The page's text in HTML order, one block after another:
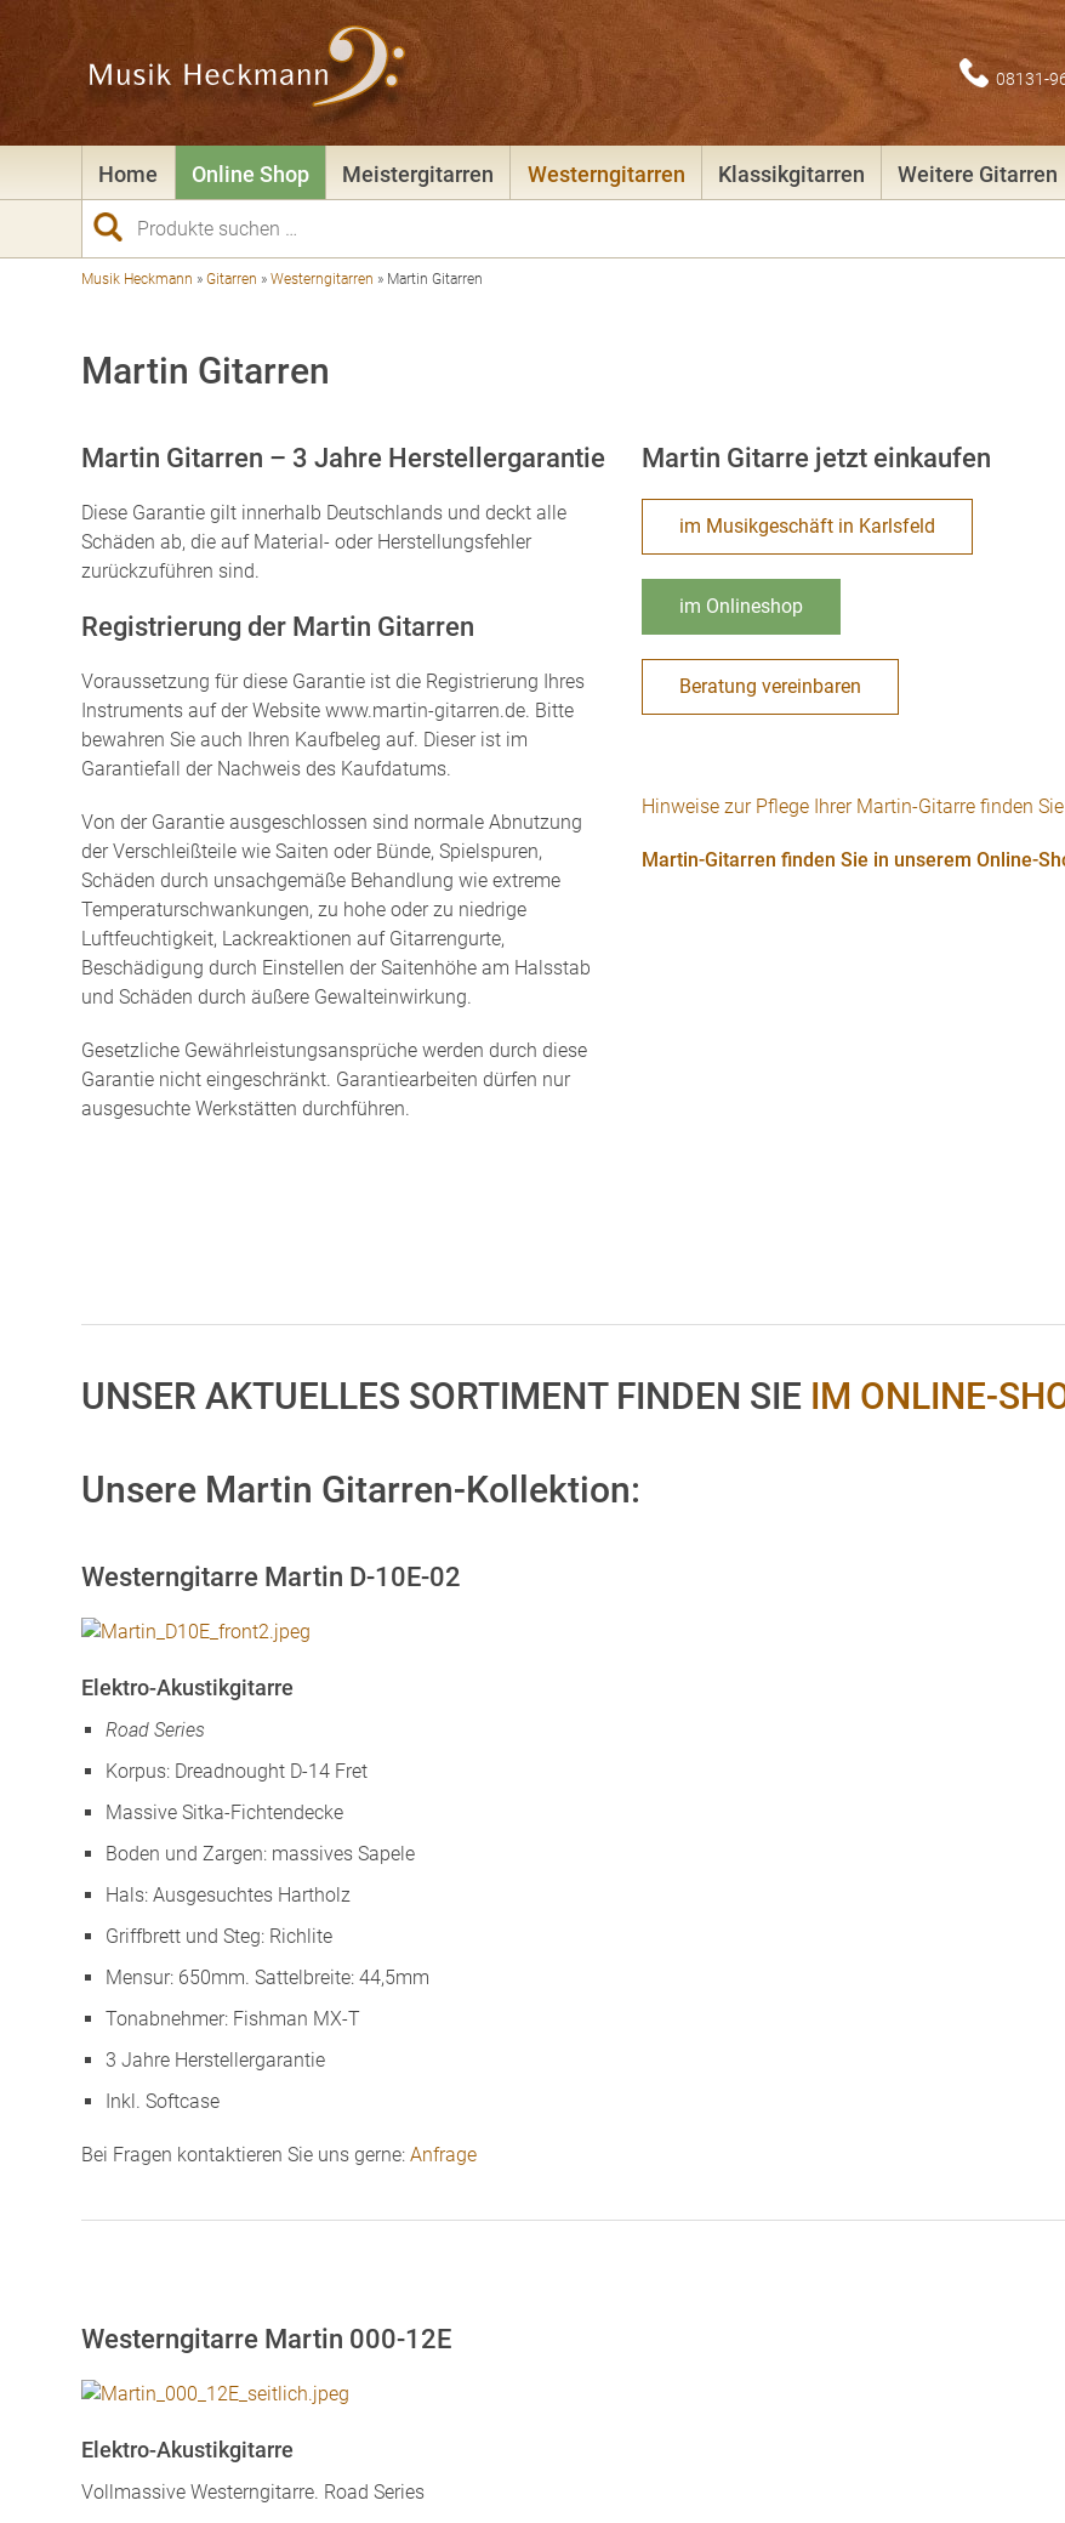
08131-
Home Online Shop Meistergitarren Westerngitarren Klassikgitarren Weitere Gitarren
Suchen
nach:
Musik Heckmann »Gitarren »Westerngitarren » Martin Gitarren
Martin Gitarren
Martin Gitarren – 3 Jahre Herstellergarantie
Diese Garantie gilt innerhalb Deutschlands und deckt alle
Schäden ab, die auf Material- oder Herstellungsfehler
zurückzuführen sind.
Registrierung der Martin Gitarren
Voraussetzung für diese Garantie ist die Registrierung Ihres
Instruments auf der Website www.martin-gitarren.de. Bitte
bewahren Sie auch Ihren Kaufbeleg auf. Dieser ist im
Garantiefall der Nachweis des Kaufdatums.
Von der Garantie ausgeschlossen sind normale Abnutzung
der Verschleißteile wie Saiten oder Bünde, Spielspuren,
Schäden durch unsachgemäße Behandlung wie extreme
Temperaturschwankungen, zu hohe oder zu niedrige
Luftfeuchtigkeit, Lackreaktionen auf Gitarrengurte,
Beschädigung durch Einstellen der Saitenhöhe am Halsstab
und Schäden durch äußere Gewalteinwirkung.
Gesetzliche Gewährleistungsansprüche werden durch diese
Garantie nicht eingeschränkt. Garantiearbeiten dürfen nur
ausgesuchte Werkstätten durchführen.
Martin Gitarre jetzt einkaufen
im Musikgeschäft in Karlsfeld
im Onlineshop
Beratung vereinbaren
Hinweise zur Pflege Ihrer Martin-Gitarre finden
Martin-Gitarren finden Sie in unserem Online-
UNSER AKTUELLES SORTIMENT FINDEN SIE IM ONLINE-
Unsere Martin Gitarren-Kollektion:
Westerngitarre Martin D-10E-02
Elektro-Akustikgitarre
Road Series
Korpus: Dreadnought D-14 Fret
Massive Sitka-Fichtendecke
Boden und Zargen: massives Sapele
Hals: Ausgesuchtes Hartholz
Griffbrett und Steg: Richlite
Mensur: 650mm. Sattelbreite: 44,5mm
Tonabnehmer: Fishman MX-T
3 Jahre Herstellergarantie
Inkl. Softcase
Bei Fragen kontaktieren Sie uns gerne: Anfrage
Westerngitarre Martin 000-12E
Elektro-Akustikgitarre
Vollmassive Westerngitarre. Road Series